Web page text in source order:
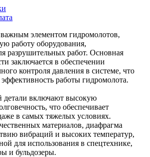
важным элементом гидромолотов,
работу оборудования,
разрушительных работ. Основная
заключается в обеспечении
контроля давления в системе, что
работы гидромолота.
детали включают высокую
что обеспечивает
в самых тяжелых условиях.
материалов, диафрагма
вибраций и высоких температур,
для использования в спецтехнике,
и бульдозеры.